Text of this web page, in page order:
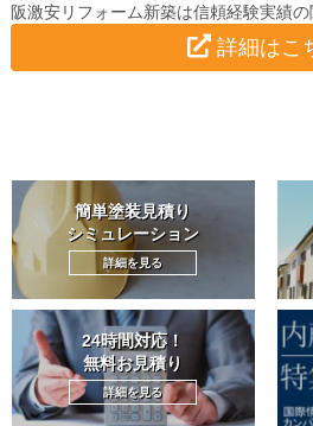
阪激安リフォーム新築は信頼経験実績
詳細はこ
簡単塗装見積り
シミュレーション
詳細を見る
24時間対応！
無料お見積り
詳細を見る